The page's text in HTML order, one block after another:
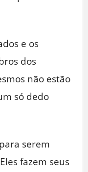
e os
dos
não estão
só dedo
serem
fazem seus